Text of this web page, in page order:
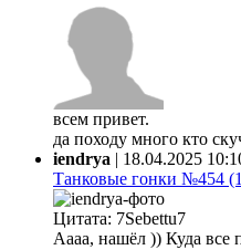
всем привет.
да походу много кто
iendrya | 18.04.2025
Танковые гонки №454
Цитата: 7Sebettu7
Аааа, нашёл )) Куда все